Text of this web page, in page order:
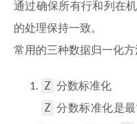
通过确保所有行和列在
的处理保持一致。
常用的三种数据归一化方
Z 分数标准化
Z 分数标准化是